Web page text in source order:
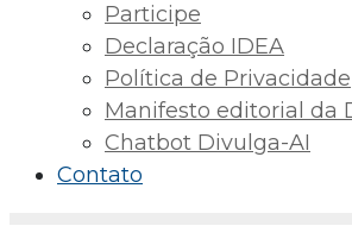
Participe
Declaração IDEA
Política de Privacidade
Manifesto editorial da
Chatbot Divulga-AI
Contato